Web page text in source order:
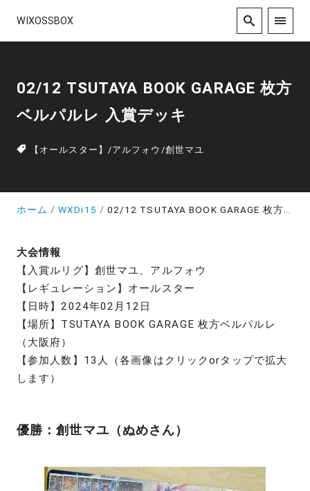
WIXOSSBOX
02/12 TSUTAYA BOOK GARAGE 枚方
ベルパルレ 入賞デッキ
【オールスター】 /アルフォウ /創世マユ
ホーム WXDi15 02/12 TSUTAYA BOOK GARAGE 枚方ベルパルレ 入賞デッキ
大会情報
【入賞ルリグ】創世マユ、アルフォウ
【レギュレーション】オールスター
【日時】2024年02月12日
【場所】TSUTAYA BOOK GARAGE 枚方ベルパルレ
（大阪府）
【参加人数】13人（各画像はクリックorタップで拡大
します）
優勝：創世マユ（ぬめさん）